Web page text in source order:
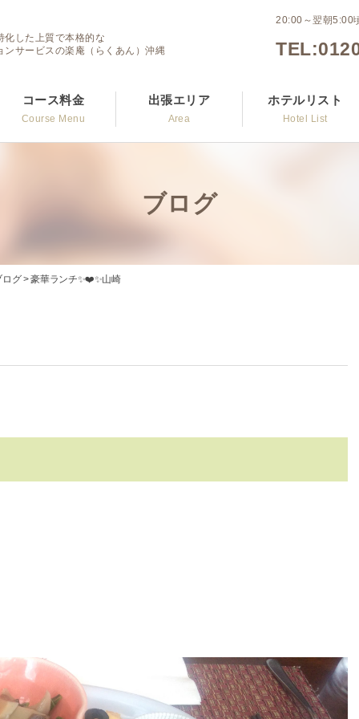
化した上質で本格的な
ンサービスの楽庵（らくあん）沖縄
20:00～翌朝5:00
コース料金
Course Menu
出張エリア
Area
ホテルリスト
Hotel List
ブログ
ログ>豪華ランチ✨❤️✨山崎